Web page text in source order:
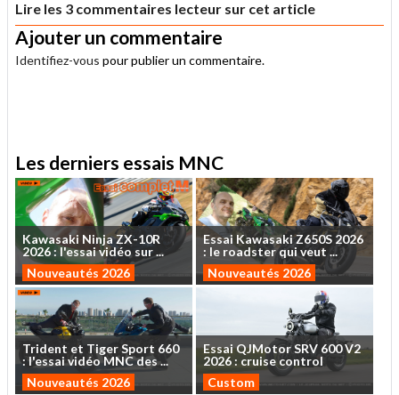
Lire les 3 commentaires lecteur sur cet article
Ajouter un commentaire
Identifiez-vous pour publier un commentaire.
Les derniers essais MNC
Kawasaki NinjaZX-10R
2026: l'essaividéo sur...
Nouveautés 2026
Essai KawasakiZ650S 2026
: le roadsterquiveut ...
Nouveautés 2026
Trident et TigerSport 660
: l'essaividéoMNCdes...
Nouveautés 2026
EssaiQJMotorSRV 600V2
2026 : cruise control
Custom